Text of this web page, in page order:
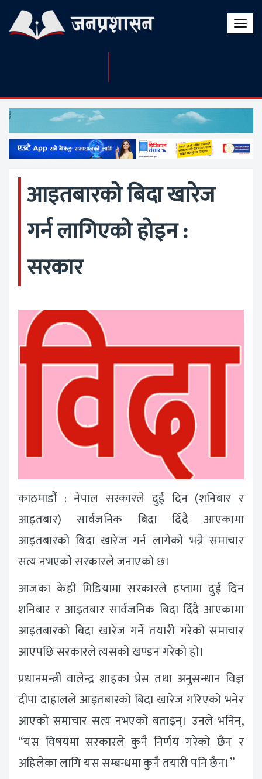
Toggle
आइतबारको बिदा खारेज
गर्न लागिएको होइन :
सरकार
काठमाडौं : नेपाल सरकारले दुई दिन (शनिबार र
आइतबार) सार्वजनिक बिदा दिँदै आएकामा
आइतबारको बिदा खारेज गर्न लागेको भन्ने समाचार
सत्य नभएको सरकारले जनाएको छ।
आजका केही मिडियामा सरकारले हप्तामा दुई दिन
शनिबार र आइतबार सार्वजनिक बिदा दिँदै आएकामा
आइतबारको बिदा खारेज गर्ने तयारी गरेको समाचार
आएपछि सरकारले त्यसको खण्डन गरेको हो।
प्रधानमन्त्री वालेन्द्र शाहका प्रेस तथा अनुसन्धान विज्ञ
दीपा दाहालले आइतबारको बिदा खारेज गरिएको भनेर
आएको समाचार सत्य नभएको बताइन्। उनले भनिन्,
“यस विषयमा सरकारले कुनै निर्णय गरेको छैन र
अहिलेका लागि यस सम्बन्धमा कुनै तयारी पनि छैन।”